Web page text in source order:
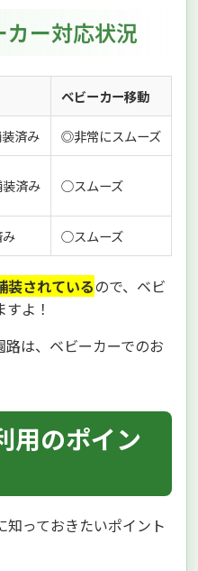
ー対応状況
ベビーカー移動
済み ◎非常にスムーズ
済み ○スムーズ
○スムーズ
装されているので、ベビ
よ！
は、ベビーカーでのお
用のポイン
っておきたいポイント